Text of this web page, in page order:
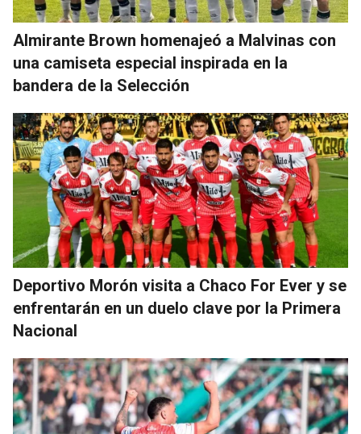
Almirante Brown homenajeó a Malvinas con
una camiseta especial inspirada en la
bandera de la Selección
Deportivo Morón visita a Chaco For Ever y se
enfrentarán en un duelo clave por la Primera
Nacional